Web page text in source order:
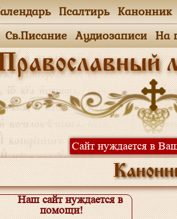
Сайт нуждается в
Псалтирь Канонник
Св.Писание Аудиозаписи На
Наш сайт нуждается в
помощи!